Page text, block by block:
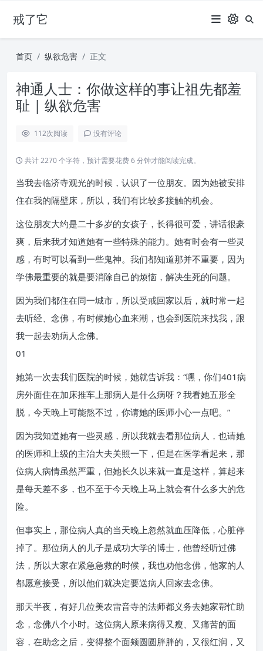
戒了它
首页 纵欲危害 正文
神通人士：你做这样的事让祖先都羞
耻 | 纵欲危害
112次阅读 没有评论
共计 2270 个字符，预计需要花费 6 分钟才能阅读完成。
当我去临济寺观光的时候，认识了一位朋友。因为她被安排
住在我的隔壁床，所以，我们有比较多接触的机会。
这位朋友大约是二十多岁的女孩子，长得很可爱，讲话很豪
爽，后来我才知道她有一些特殊的能力。她有时会有一些灵
感，有时可以看到一些鬼神。我们都知道那并不重要，因为
学佛最重要的就是要消除自己的烦恼，解决生死的问题。
因为我们都住在同一城市，所以受戒回家以后，就时常一起
去听经、念佛，有时候她心血来潮，也会到医院来找我，跟
我一起去劝病人念佛。
01
她第一次去我们医院的时候，她就告诉我：“嘿，你们401病
房外面住在加床推车上那病人是什么病呀？我看她五形全
脱，今天晚上可能熬不过，你请她的医师小心一点吧。”
因为我知道她有一些灵感，所以我就去看那位病人，也请她
的医师和上级的主治大夫关照一下，但是在医学看起来，那
位病人病情虽然严重，但她长久以来就一直是这样，算起来
是每天差不多，也不至于今天晚上马上就会有什么多大的危
险。
但事实上，那位病人真的当天晚上忽然就血压降低，心脏停
掉了。那位病人的儿子是成功大学的博士，他曾经听过佛
法，所以大家在紧急急救的时候，我也劝他念佛，他家的人
都愿意接受，所以他们就决定要送病人回家去念佛。
那天半夜，有好几位美农雷音寺的法师都义务去她家帮忙助
念，念佛八个小时。这位病人原来病得又瘦、又痛苦的面
容，在助念之后，变得整个面颊圆圆胖胖的，又很红润，又